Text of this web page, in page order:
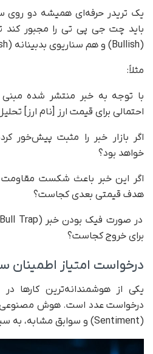
یک تریدر حرفه‌ای همیشه دو روی
باید چت جی پی تی را مجبور کند
(Bullish) و هم سناریوی بدبینانه (Bearish) را ترسیم کند.
مثلاً:
با توجه به خبر منتشر شده مبنی
احتمالی برای قیمت ارز [نام ارز]
اگر بازار خبر را مثبت پیش‌خور
خواهد بود؟
اگر این خبر باعث شکست
هدف قیمتی بعدی کجاست؟
برای خروج کجاست؟
درخواست امتیاز اطمینان
یکی از هوشمندانه‌ترین کارها
درخواست عدد است. هوش مصنوعی
(Sentiment) و سوابق مشابه، به سیگنال خود نمره بدهد.